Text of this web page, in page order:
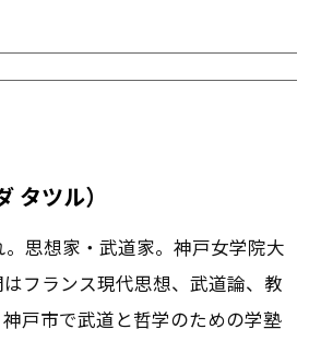
タツル）
。思想家・武道家。神戸女学院大
フランス現代思想、武道論、教
戸市で武道と哲学のための学塾